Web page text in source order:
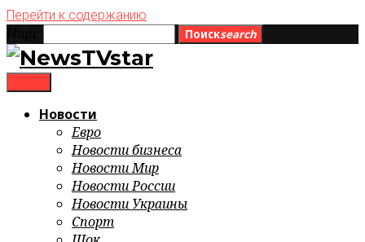
Перейти к содержанию
Поискsearch
Новости
Евро
Новости бизнеса
Новости Мир
Новости России
Новости Украины
Спорт